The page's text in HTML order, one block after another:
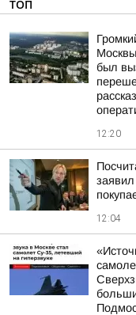
ТОП
был
12:20
12:04